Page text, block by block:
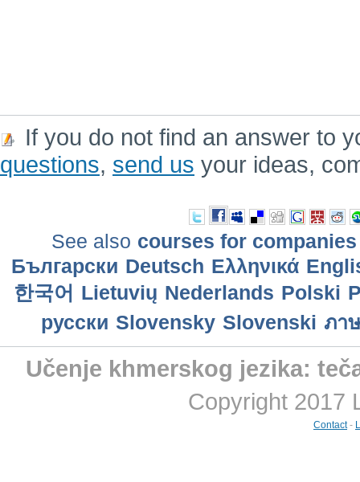
If you do not find an answer to
questions, send us your ideas,
See also courses for companies
Български Deutsch Ελληνικά
한국어 Lietuvių Nederlands Polski
русски Slovensky Slovenski ภา
Učenje khmerskog jezika:
Copyright 2017
Contact-